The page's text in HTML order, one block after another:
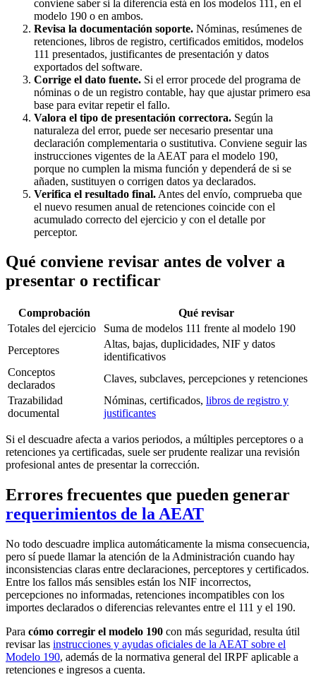
conviene saber si la diferencia está en los modelos 111, en el
modelo 190 o en ambos.
Revisa la documentación soporte. Nóminas, resúmenes de
retenciones, libros de registro, certificados emitidos, modelos
111 presentados, justificantes de presentación y datos
exportados del software.
Corrige el dato fuente. Si el error procede del programa de
nóminas o de un registro contable, hay que ajustar primero esa
base para evitar repetir el fallo.
Valora el tipo de presentación correctora. Según la
naturaleza del error, puede ser necesario presentar una
declaración complementaria o sustitutiva. Conviene seguir las
instrucciones vigentes de la AEAT para el modelo 190,
porque no cumplen la misma función y dependerá de si se
añaden, sustituyen o corrigen datos ya declarados.
Verifica el resultado final. Antes del envío, comprueba que
el nuevo resumen anual de retenciones coincide con el
acumulado correcto del ejercicio y con el detalle por
perceptor.
Qué conviene revisar antes de volver a
presentar o rectificar
Comprobación
Qué revisar
Totales del ejercicio
Suma de modelos 111 frente al modelo 190
Perceptores
Altas, bajas, duplicidades, NIF y datos
identificativos
Conceptos
declarados
Claves, subclaves, percepciones y retenciones
Trazabilidad
documental
Nóminas, certificados, libros de registro y
justificantes
Si el descuadre afecta a varios periodos, a múltiples perceptores o a
retenciones ya certificadas, suele ser prudente realizar una revisión
profesional antes de presentar la corrección.
Errores frecuentes que pueden generar
requerimientos de la AEAT
No todo descuadre implica automáticamente la misma consecuencia,
pero sí puede llamar la atención de la Administración cuando hay
inconsistencias claras entre declaraciones, perceptores y certificados.
Entre los fallos más sensibles están los NIF incorrectos,
percepciones no informadas, retenciones incompatibles con los
importes declarados o diferencias relevantes entre el 111 y el 190.
Para cómo corregir el modelo 190 con más seguridad, resulta útil
revisar las instrucciones y ayudas oficiales de la AEAT sobre el
Modelo 190, además de la normativa general del IRPF aplicable a
retenciones e ingresos a cuenta.